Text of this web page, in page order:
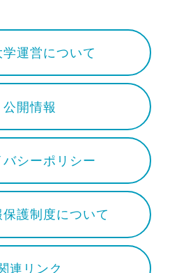
運営について
公開情報
バシーポリシー
護制度について
連リンク